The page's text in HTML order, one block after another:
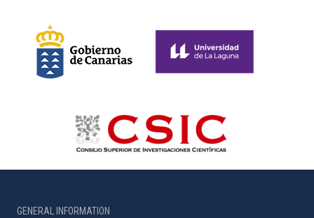
GENERAL INFORMATION